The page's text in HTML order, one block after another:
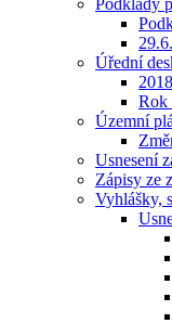
Podklady
Úřední
2018
Rok
Územní
Usnesení
Zápisy ze
Vyhlášky,